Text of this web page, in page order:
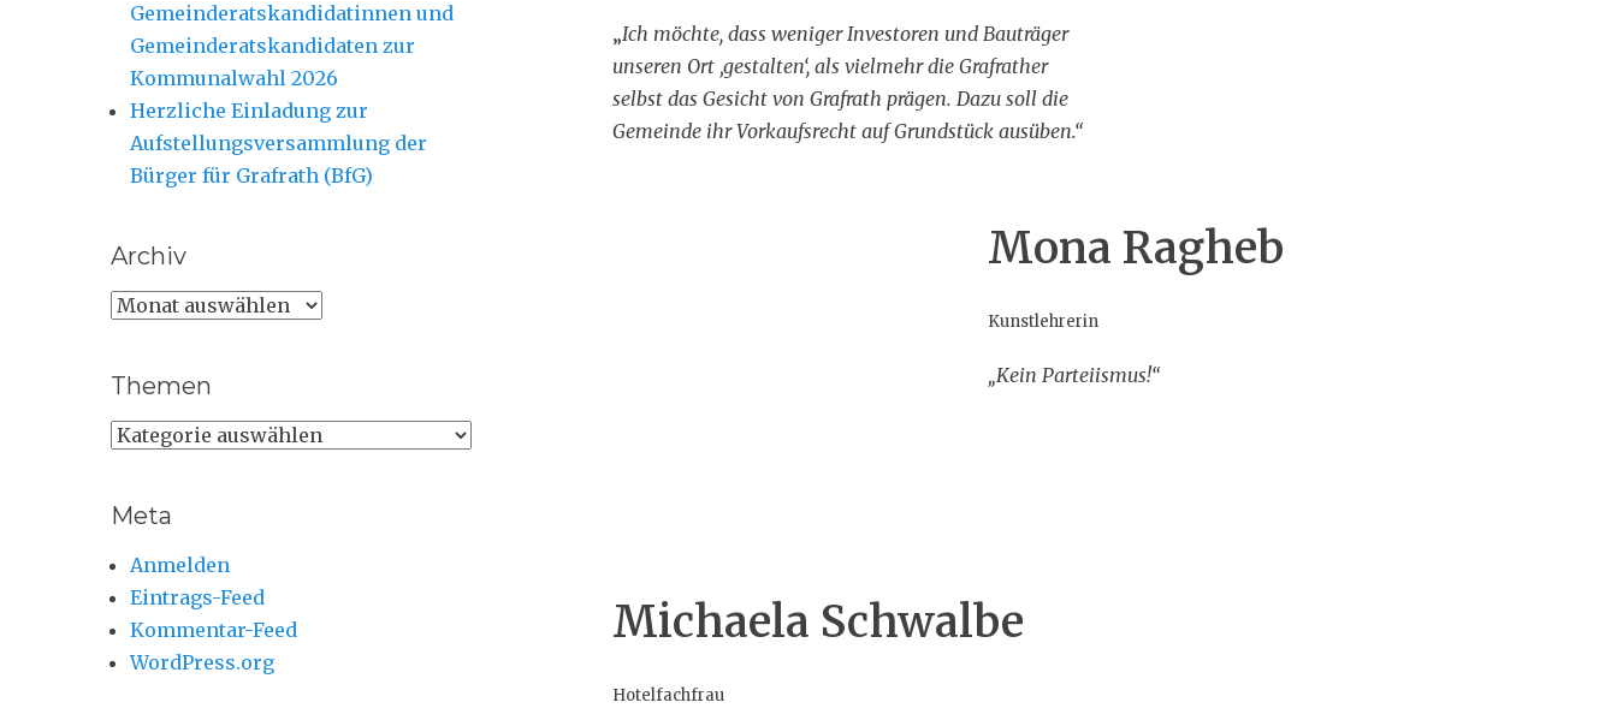
„Ich möchte, dass weniger Investoren und Bauträger
unseren Ort ‚gestalten‘, als vielmehr die Grafrather
selbst das Gesicht von Grafrath prägen. Dazu soll die
Gemeinde ihr Vorkaufsrecht auf Grundstück ausüben.“
Mona Ragheb
Kunstlehrerin
„Kein Parteiismus!“
Michaela Schwalbe
Hotelfachfrau
Gemeinderatskandidatinnen und
Gemeinderatskandidaten zur
Kommunalwahl 2026
Herzliche Einladung zur
Aufstellungsversammlung der
Bürger für Grafrath (BfG)
Archiv
Archiv
Themen
Themen
Meta
Anmelden
Eintrags-Feed
Kommentar-Feed
WordPress.org